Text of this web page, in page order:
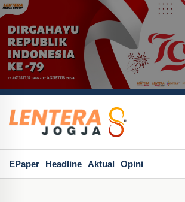
EPaper Headline Aktual Opini